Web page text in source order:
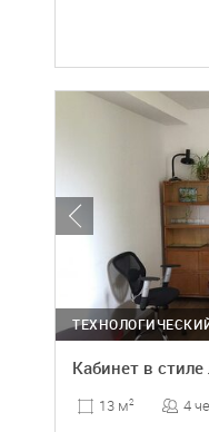
Кабинет в
13 м2 4